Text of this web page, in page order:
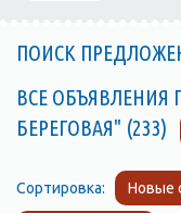
ПОИСК
ВСЕ ОБЪЯВЛЕНИЯ
БЕРЕГОВАЯ" (233)
Сортировка: Новые